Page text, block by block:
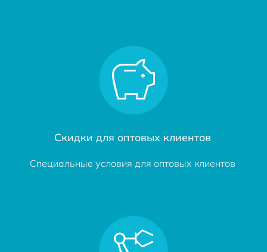
Скидки для оптовых клиентов
Специальные условия для оптовых клиентов